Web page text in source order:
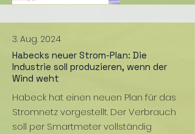
3. Aug. 2024
Habecks neuer Strom-Plan: Die
Industrie soll produzieren, wenn der
Wind weht
Habeck hat einen neuen Plan für das
Stromnetz vorgestellt. Der Verbrauch
soll per Smartmeter vollständig